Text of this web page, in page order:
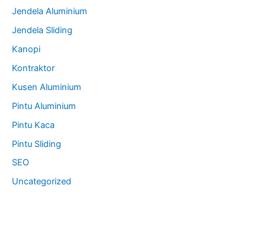
Jendela Aluminium
Jendela Sliding
Kanopi
Kontraktor
Kusen Aluminium
Pintu Aluminium
Pintu Kaca
Pintu Sliding
SEO
Uncategorized